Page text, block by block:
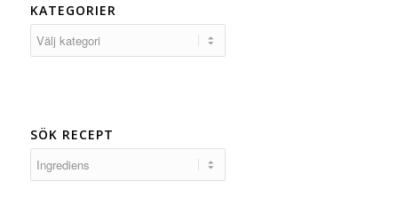
KATEGORIER
SÖK RECEPT